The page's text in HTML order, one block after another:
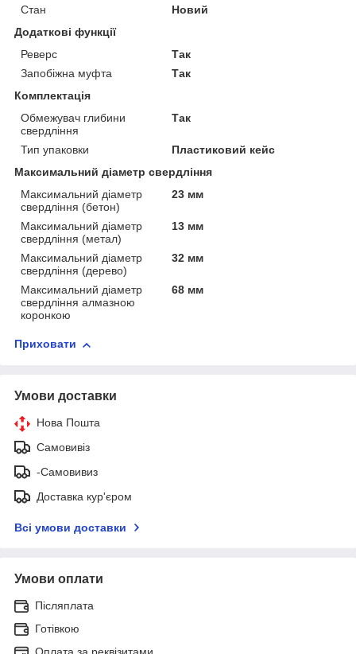
Стан
Новий
Додаткові функції
Реверс
Так
Запобіжна муфта
Так
Комплектація
Обмежувач глибини
свердління
Так
Тип упаковки
Пластиковий кейс
Максимальний діаметр свердління
Максимальний діаметр
свердління (бетон)
23 мм
Максимальний діаметр
свердління (метал)
13 мм
Максимальний діаметр
свердління (дерево)
32 мм
Максимальний діаметр
свердління алмазною
коронкою
68 мм
Приховати
Умови доставки
Нова Пошта
Самовивіз
-Самовивиз
Доставка кур'єром
Всі умови доставки
Умови оплати
Післяплата
Готівкою